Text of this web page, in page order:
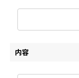
内容